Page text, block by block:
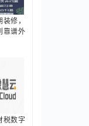
修，
靠谱外
税数字